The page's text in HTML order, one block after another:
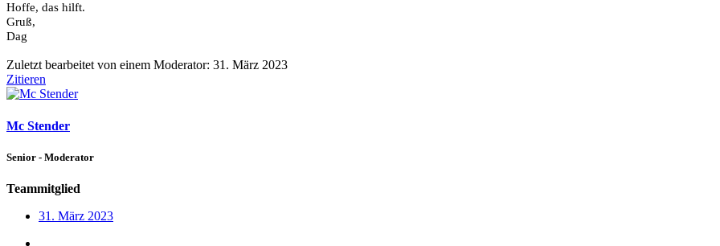
Hoffe, das hilft.
Gruß,
Dag
Zuletzt bearbeitet von einem Moderator: 31. März 2023
Zitieren
Mc Stender
Senior - Moderator
Teammitglied
31. März 2023